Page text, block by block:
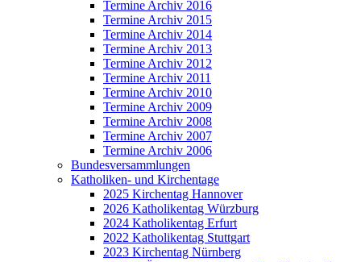
Termine Archiv 2016
Termine Archiv 2015
Termine Archiv 2014
Termine Archiv 2013
Termine Archiv 2012
Termine Archiv 2011
Termine Archiv 2010
Termine Archiv 2009
Termine Archiv 2008
Termine Archiv 2007
Termine Archiv 2006
Bundesversammlungen
Katholiken- und Kirchentage
2025 Kirchentag Hannover
2026 Katholikentag Würzburg
2024 Katholikentag Erfurt
2022 Katholikentag Stuttgart
2023 Kirchentag Nürnberg